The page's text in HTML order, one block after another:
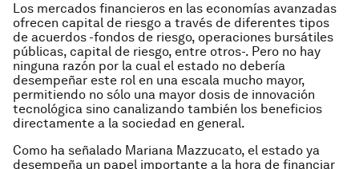
Los mercados financieros en las economías avanzadas
ofrecen capital de riesgo a través de diferentes tipos
de acuerdos -fondos de riesgo, operaciones bursátiles
públicas, capital de riesgo, entre otros-. Pero no hay
ninguna razón por la cual el estado no debería
desempeñar este rol en una escala mucho mayor,
permitiendo no sólo una mayor dosis de innovación
tecnológica sino canalizando también los beneficios
directamente a la sociedad en general.
Como ha señalado Mariana Mazzucato, el estado ya
desempeña un papel importante a la hora de financiar